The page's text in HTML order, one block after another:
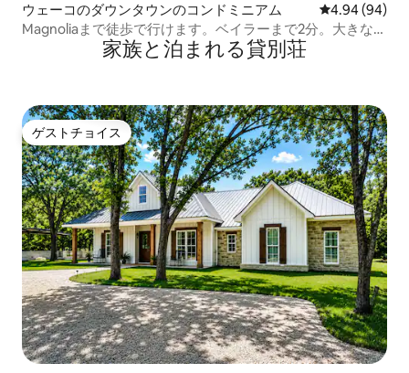
ウェーコのダウンタウンのコンドミニアム レビュー94件
4.94 (94)
Magnoliaまで徒歩で行けます。ベイラーまで2分。大きなバ
家族と泊まれる貸別荘
ゲストチョイス
ゲストチョイス